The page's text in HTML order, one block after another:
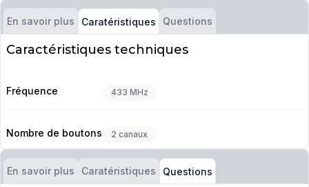
En savoir plus Caratéristiques Questions
Caractéristiques techniques
Fréquence 433 MHz
Nombre de boutons 2 canaux
En savoir plus Caratéristiques Questions